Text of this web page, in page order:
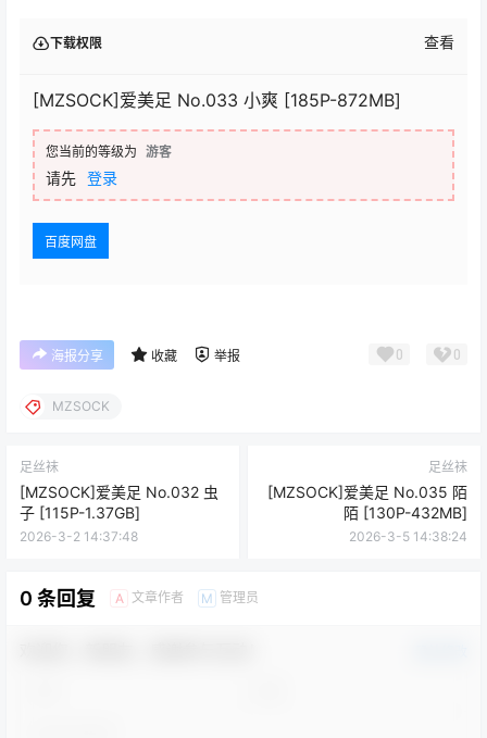
下载权限 查看
[MZSOCK]爱美足 No.033 小爽 [185P-872MB]
您当前的等级为 游客
请先 登录
百度网盘
海报分享 收藏 举报 0 0
MZSOCK
足丝袜
[MZSOCK]爱美足 No.032 虫
子 [115P-1.37GB]
2026-3-2 14:37:48
足丝袜
[MZSOCK]爱美足 No.035 陌
陌 [130P-432MB]
2026-3-5 14:38:24
0 条回复 A 文章作者 M 管理员